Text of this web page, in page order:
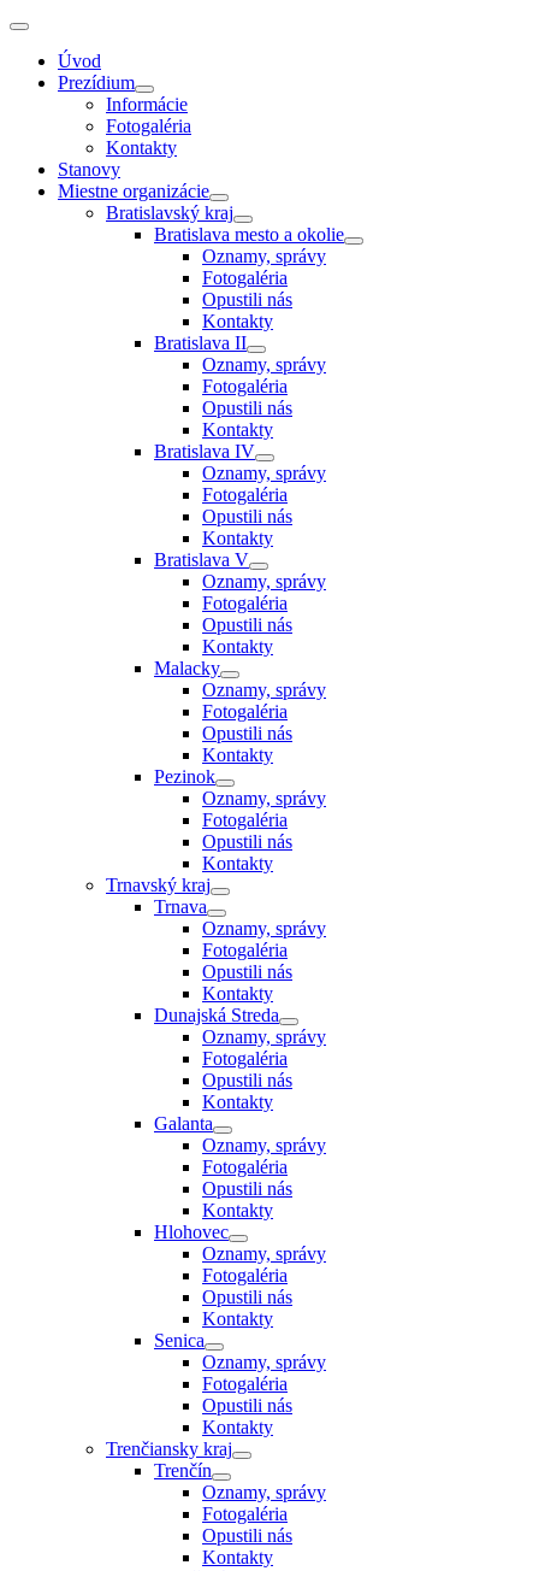
Úvod
Prezídium
Informácie
Fotogaléria
Kontakty
Stanovy
Miestne organizácie
Bratislavský kraj
Bratislava mesto a okolie
Oznamy, správy
Fotogaléria
Opustili nás
Kontakty
Bratislava II
Oznamy, správy
Fotogaléria
Opustili nás
Kontakty
Bratislava IV
Oznamy, správy
Fotogaléria
Opustili nás
Kontakty
Bratislava V
Oznamy, správy
Fotogaléria
Opustili nás
Kontakty
Malacky
Oznamy, správy
Fotogaléria
Opustili nás
Kontakty
Pezinok
Oznamy, správy
Fotogaléria
Opustili nás
Kontakty
Trnavský kraj
Trnava
Oznamy, správy
Fotogaléria
Opustili nás
Kontakty
Dunajská Streda
Oznamy, správy
Fotogaléria
Opustili nás
Kontakty
Galanta
Oznamy, správy
Fotogaléria
Opustili nás
Kontakty
Hlohovec
Oznamy, správy
Fotogaléria
Opustili nás
Kontakty
Senica
Oznamy, správy
Fotogaléria
Opustili nás
Kontakty
Trenčiansky kraj
Trenčín
Oznamy, správy
Fotogaléria
Opustili nás
Kontakty